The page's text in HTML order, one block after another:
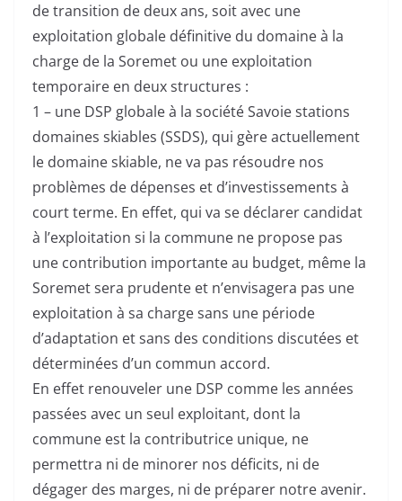
de transition de deux ans, soit avec une
exploitation globale définitive du domaine à la
charge de la Soremet ou une exploitation
temporaire en deux structures :
1 – une DSP globale à la société Savoie stations
domaines skiables (SSDS), qui gère actuellement
le domaine skiable, ne va pas résoudre nos
problèmes de dépenses et d’investissements à
court terme. En effet, qui va se déclarer candidat
à l’exploitation si la commune ne propose pas
une contribution importante au budget, même la
Soremet sera prudente et n’envisagera pas une
exploitation à sa charge sans une période
d’adaptation et sans des conditions discutées et
déterminées d’un commun accord.
En effet renouveler une DSP comme les années
passées avec un seul exploitant, dont la
commune est la contributrice unique, ne
permettra ni de minorer nos déficits, ni de
dégager des marges, ni de préparer notre avenir.